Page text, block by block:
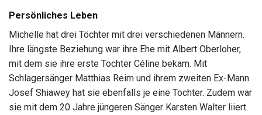
Persönliches Leben
Michelle hat drei Töchter mit drei verschiedenen Männern.
Ihre längste Beziehung war ihre Ehe mit Albert Oberloher,
mit dem sie ihre erste Tochter Céline bekam. Mit
Schlagersänger Matthias Reim und ihrem zweiten Ex-Mann
Josef Shiawey hat sie ebenfalls je eine Tochter. Zudem war
sie mit dem 20 Jahre jüngeren Sänger Karsten Walter liiert.